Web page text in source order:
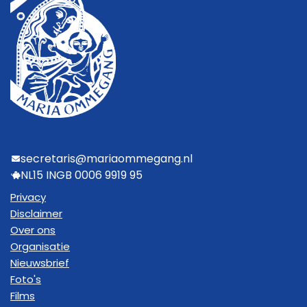
secretaris@mariaommegang.nl
NL15 INGB 0006 9919 95
Privacy
Disclaimer
Over ons
Organisatie
Nieuwsbrief
Foto's
Films